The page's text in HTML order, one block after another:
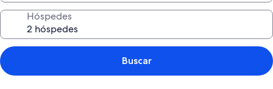
Hóspedes
Buscar